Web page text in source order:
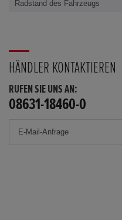
Radstand des Fahrzeugs
HÄNDLER KONTAKTIEREN
RUFEN SIE UNS AN:
08631-18460-0